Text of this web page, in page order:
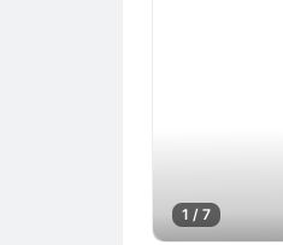
1 / 7